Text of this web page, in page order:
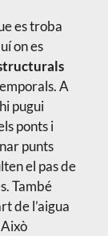
es troba
on es
A
pugui
ponts i
punts
el pas de
També
de l’aigua